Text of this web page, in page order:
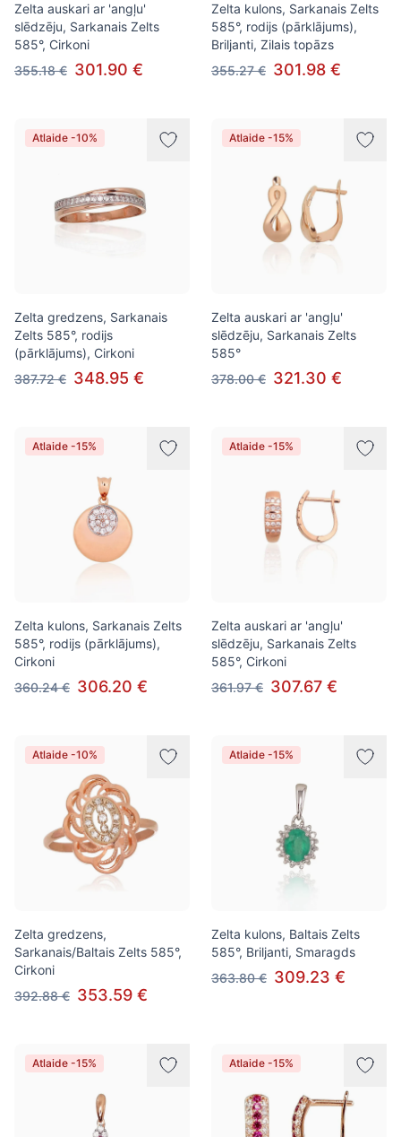
Zelta auskari ar 'angļu'
slēdzēju, Sarkanais Zelts
585°, Cirkoni
355.18 € 301.90 €
Zelta kulons, Sarkanais Zelts
585°, rodijs (pārklājums),
Briljanti, Zilais topāzs
355.27 € 301.98 €
Atlaide -10%
Zelta gredzens, Sarkanais
Zelts 585°, rodijs
(pārklājums), Cirkoni
387.72 € 348.95 €
Atlaide -15%
Zelta auskari ar 'angļu'
slēdzēju, Sarkanais Zelts
585°
378.00 € 321.30 €
Atlaide -15%
Zelta kulons, Sarkanais Zelts
585°, rodijs (pārklājums),
Cirkoni
360.24 € 306.20 €
Atlaide -15%
Zelta auskari ar 'angļu'
slēdzēju, Sarkanais Zelts
585°, Cirkoni
361.97 € 307.67 €
Atlaide -10%
Zelta gredzens,
Sarkanais/Baltais Zelts 585°,
Cirkoni
392.88 € 353.59 €
Atlaide -15%
Zelta kulons, Baltais Zelts
585°, Briljanti, Smaragds
363.80 € 309.23 €
Atlaide -15% Atlaide -15%